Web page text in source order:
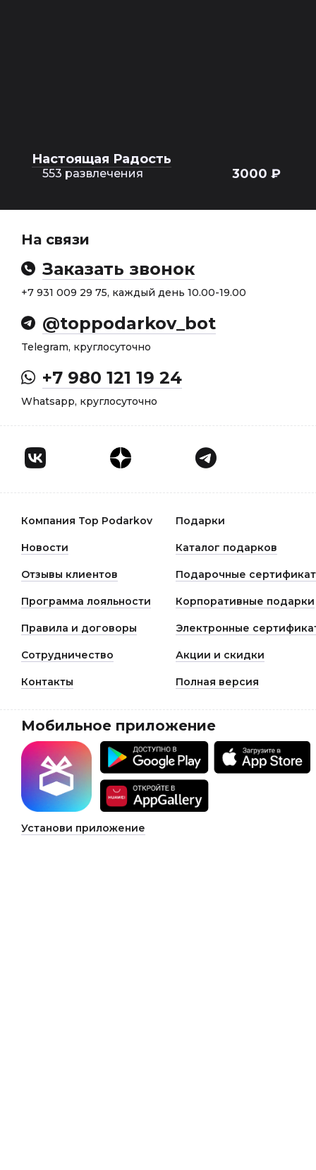
Настоящая Радость
553 развлечения 3000 ₽
На связи
Заказать звонок
+7 931 009 29 75, каждый день 10.00-19.00
@toppodarkov_bot
Telegram, круглосуточно
+7 980 121 19 24
Whatsapp, круглосуточно
Компания Top Podarkov Подарки
Новости Каталог подарков
Отзывы клиентов Подарочные
Программа лояльности Корпоративные подарки
Правила и договоры Электронные
Сотрудничество Акции и скидки
Контакты Полная версия
Мобильное приложение
Установи приложение